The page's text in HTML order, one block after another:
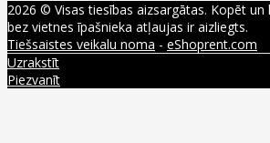
2026 © Visas tiesības aizsargātas. Kopēt
bez vietnes īpašnieka atļaujas ir aizliegts.
Tiešsaistes veikalu noma - eShoprent.com
Uzrakstīt
Piezvanīt